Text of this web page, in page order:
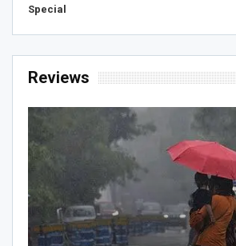
Special
Reviews